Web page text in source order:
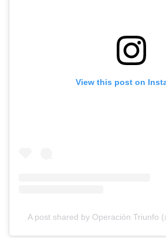
View this post on
A post shared by Operación Triunfo